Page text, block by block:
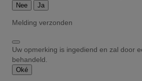
Nee Ja
Melding verzonden
Uw opmerking is ingediend en zal door
behandeld.
Oké